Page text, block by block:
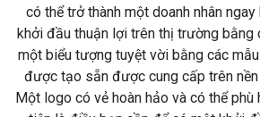
có thể trở thành một doanh nhân
khởi đầu thuận lợi trên thị trường bằng
một biểu tượng tuyệt vời bằng các
được tạo sẵn được cung cấp trên
Một logo có vẻ hoàn hảo và có thể